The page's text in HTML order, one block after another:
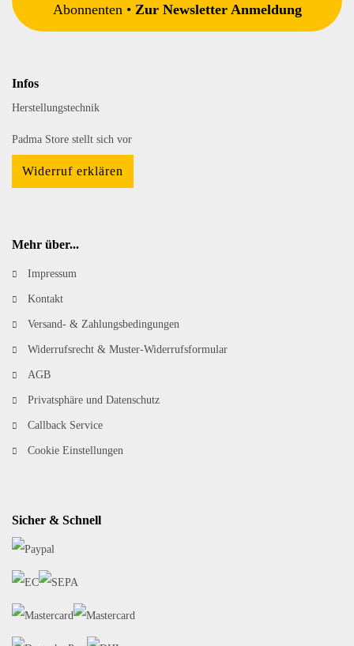
Abonnenten • Zur Newsletter Anmeldung
Infos
Herstellungstechnik
Padma Store stellt sich vor
Widerruf erklären
Mehr über...
Impressum
Kontakt
Versand- & Zahlungsbedingungen
Widerrufsrecht & Muster-Widerrufsformular
AGB
Privatsphäre und Datenschutz
Callback Service
Cookie Einstellungen
Sicher & Schnell